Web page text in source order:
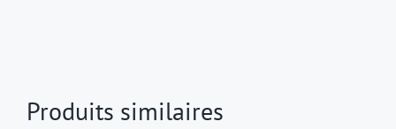
Produits similaires